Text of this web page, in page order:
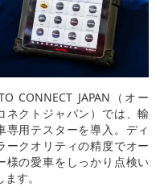
CONNECT JAPAN（オー
ネクトジャパン）では、輸
専用テスターを導入。ディ
ークオリティの精度でオー
様の愛車をしっかり点検い
ます。